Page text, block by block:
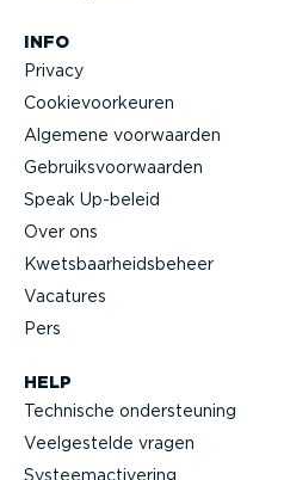
HELP
Technische onder­steuning
Veelge­stelde vragen
Systeem­ac­ti­vering
INFO
Privacy
Cookie­voor­keuren
Algemene voorwaarden
Gebruiks­voor­waarden
Speak Up-beleid
Over ons
Kwets­baar­heids­beheer
Vacatures
Pers